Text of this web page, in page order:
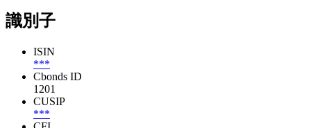
識別子
ISIN
***
Cbonds ID
1201
CUSIP
***